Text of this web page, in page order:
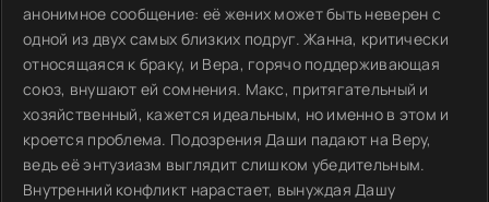
анонимное сообщение: её жених может быть неверен с
одной из двух самых близких подруг. Жанна, критически
относящаяся к браку, и Вера, горячо поддерживающая
союз, внушают ей сомнения. Макс, притягательный и
хозяйственный, кажется идеальным, но именно в этом и
кроется проблема. Подозрения Даши падают на Веру,
ведь её энтузиазм выглядит слишком убедительным.
Внутренний конфликт нарастает, вынуждая Дашу